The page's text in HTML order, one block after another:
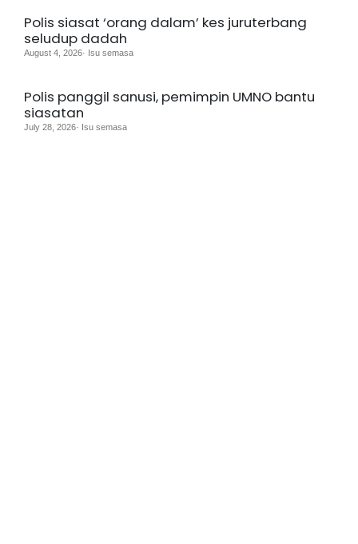
Polis siasat ‘orang dalam’ kes juruterbang
seludup dadah
August 4, 2026· Isu semasa
Polis panggil sanusi, pemimpin UMNO bantu
siasatan
July 28, 2026· Isu semasa